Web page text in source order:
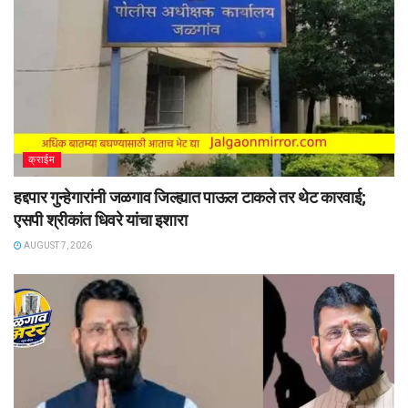
क्राईम
हद्दपार गुन्हेगारांनी जळगाव जिल्ह्यात पाऊल टाकले तर थेट कारवाई;
एसपी श्रीकांत धिवरे यांचा इशारा
AUGUST 7, 2026